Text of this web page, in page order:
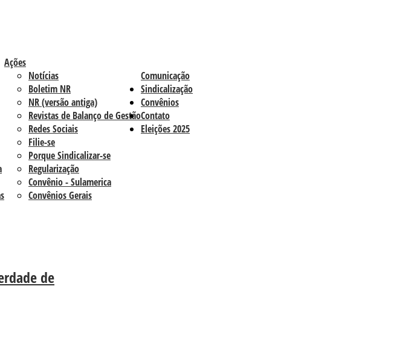
Ações
Comunicação
Notícias
Boletim NR
NR (versão antiga)
Revistas de Balanço de Gestão
Redes Sociais
Sindicalização
Filie-se
Porque Sindicalizar-se
Regularização
Convênios
Convênio - Sulamerica
Convênios Gerais
Contato
Eleições 2025
de